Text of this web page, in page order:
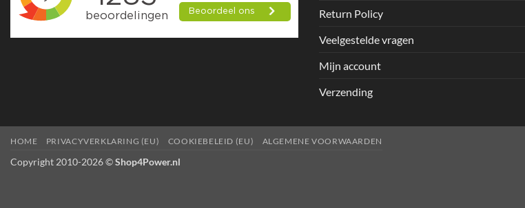
Return Policy
Veelgestelde vragen
Mijn account
Verzending
HOME PRIVACYVERKLARING (EU) COOKIEBELEID (EU) ALGEMENE VOORWAARDEN
Copyright 2010-2026 ©Shop4Power.nl